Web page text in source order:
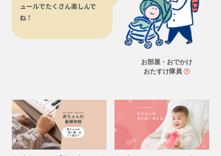
ュールでたくさん楽しんで
ね！
お部屋・おでかけ
おたすけ隊員